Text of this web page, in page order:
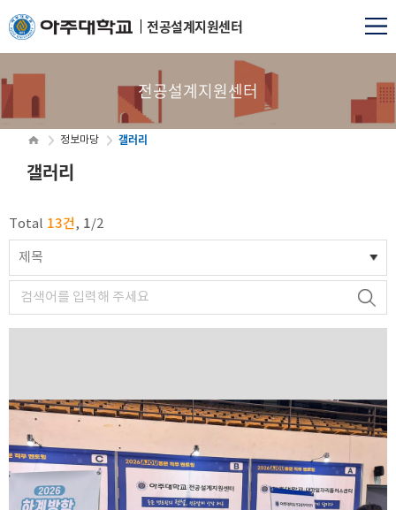
전공설계지원센터
전공설계지원센터
정보마당 갤러리
갤러리
Total 13건, 1/2
제목